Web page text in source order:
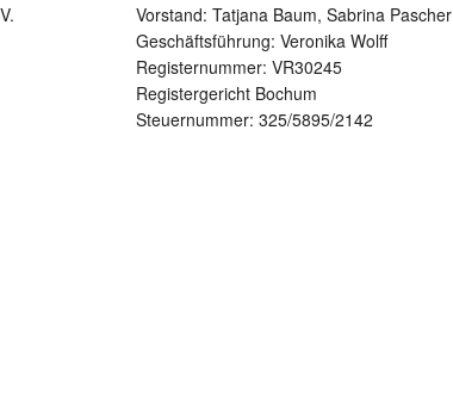
Vorstand: Tatjana Baum, Sabrina Pascher
Geschäftsführung: Veronika Wolff
Registernummer: VR30245
Registergericht Bochum
Steuernummer: 325/5895/2142